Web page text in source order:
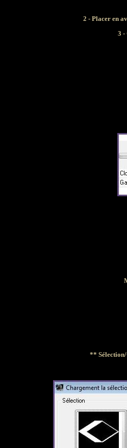
2 - Placer en
3 -
**